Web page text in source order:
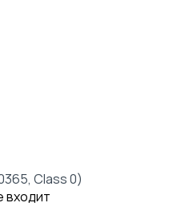
Class 0)
входит